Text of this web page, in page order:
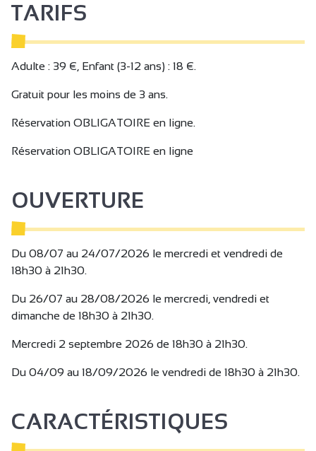
De retour au petit port de Tournon sur Rhône, installez-
vous dans le Petit Train des Vignes pour une balade de 45
minutes sur les coteaux de Tain l'Hermitage. Durant cette
des vignes pendant laquelle une petite assiette terroir
(jambon cru, rosette, saucisson chèvre, fromage de chèvre,
en partenariat avec le sommelier Fabien Louis "des
1 verre d'eau plate ou pétillante / personne inclus.
musique, dans la joie et la bonne humeur.
Enfant - de 3 ans gratuit (prévoir le repas).
ATTENTION pas de WC dans les vignes, merci de prendre
Charcuterie ROUSSON - Fromage + jus de fruit LA
TARIFS
Adulte : 39 €, Enfant (3-12 ans) : 18 €.
Gratuit pour les moins de 3 ans.
Réservation OBLIGATOIRE en ligne.
Réservation OBLIGATOIRE en ligne
OUVERTURE
Du 08/07 au 24/07/2026 le mercredi et vendredi de
18h30 à 21h30.
Du 26/07 au 28/08/2026 le mercredi, vendredi et
dimanche de 18h30 à 21h30.
Mercredi 2 septembre 2026 de 18h30 à 21h30.
Du 04/09 au 18/09/2026 le vendredi de 18h30 à 21h30.
CARACTÉRISTIQUES